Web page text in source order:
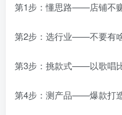
第1步：懂思路——店铺不
第2步：选行业——不要有
第3步：挑款式——以歌唱
第4步：测产品——爆款打